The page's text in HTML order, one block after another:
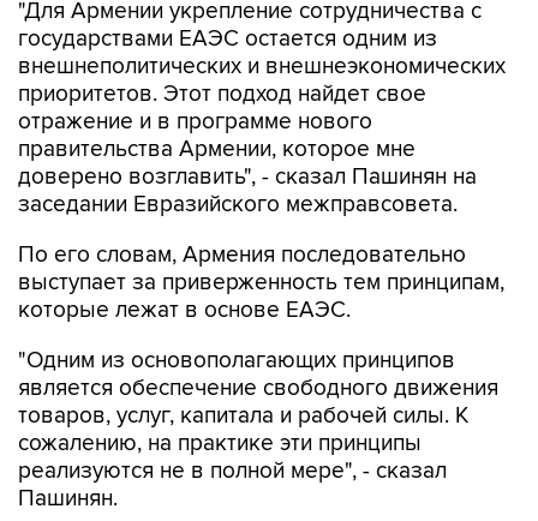
"Для Армении укрепление сотрудничества с
государствами ЕАЭС остается одним из
внешнеполитических и внешнеэкономических
приоритетов. Этот подход найдет свое
отражение и в программе нового
правительства Армении, которое мне
доверено возглавить", - сказал Пашинян на
заседании Евразийского межправсовета.
По его словам, Армения последовательно
выступает за приверженность тем принципам,
которые лежат в основе ЕАЭС.
"Одним из основополагающих принципов
является обеспечение свободного движения
товаров, услуг, капитала и рабочей силы. К
сожалению, на практике эти принципы
реализуются не в полной мере", - сказал
Пашинян.